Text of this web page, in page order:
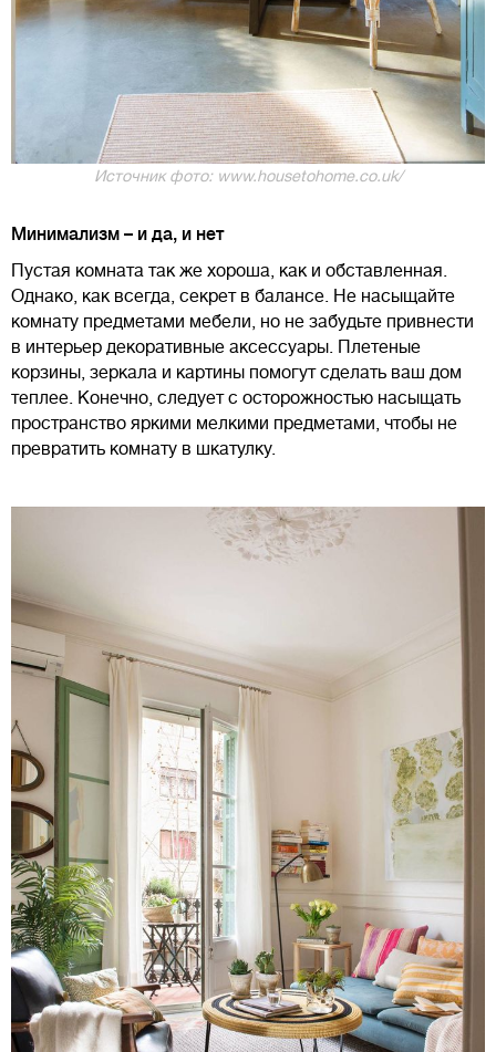
Источник фото: www.housetohome.co.uk/
Минимализм – и да, и нет
Пустая комната так же хороша, как и обставленная.
Однако, как всегда, секрет в балансе. Не насыщайте
комнату предметами мебели, но не забудьте привнести
в интерьер декоративные аксессуары. Плетеные
корзины, зеркала и картины помогут сделать ваш дом
теплее. Конечно, следует с осторожностью насыщать
пространство яркими мелкими предметами, чтобы не
превратить комнату в шкатулку.